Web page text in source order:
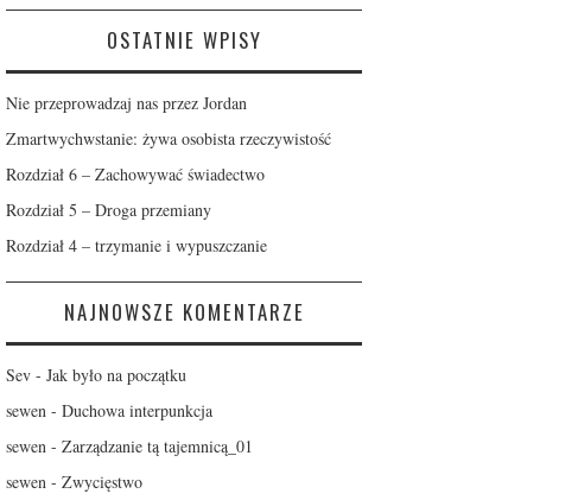
OSTATNIE WPISY
Nie przeprowadzaj nas przez Jordan
Zmartwychwstanie: żywa osobista rzeczywistość
Rozdział 6 – Zachowywać świadectwo
Rozdział 5 – Droga przemiany
Rozdział 4 – trzymanie i wypuszczanie
NAJNOWSZE KOMENTARZE
Sev - Jak było na początku
sewen - Duchowa interpunkcja
sewen - Zarządzanie tą tajemnicą_01
sewen - Zwycięstwo